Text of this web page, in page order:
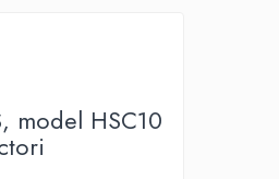
model HSC10